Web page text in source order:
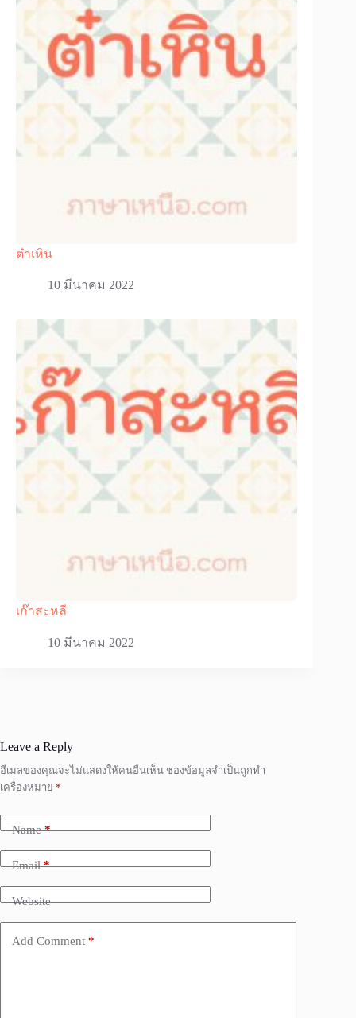
ต๋าเหิน
10 มีนาคม 2022
เก๊าสะหลี
10 มีนาคม 2022
Leave a Reply
อีเมลของคุณจะไม่แสดงให้คนอื่นเห็น ช่องข้อมูลจำเป็นถูกทำ
เครื่องหมาย *
Name*
Email*
Website
Add Comment *